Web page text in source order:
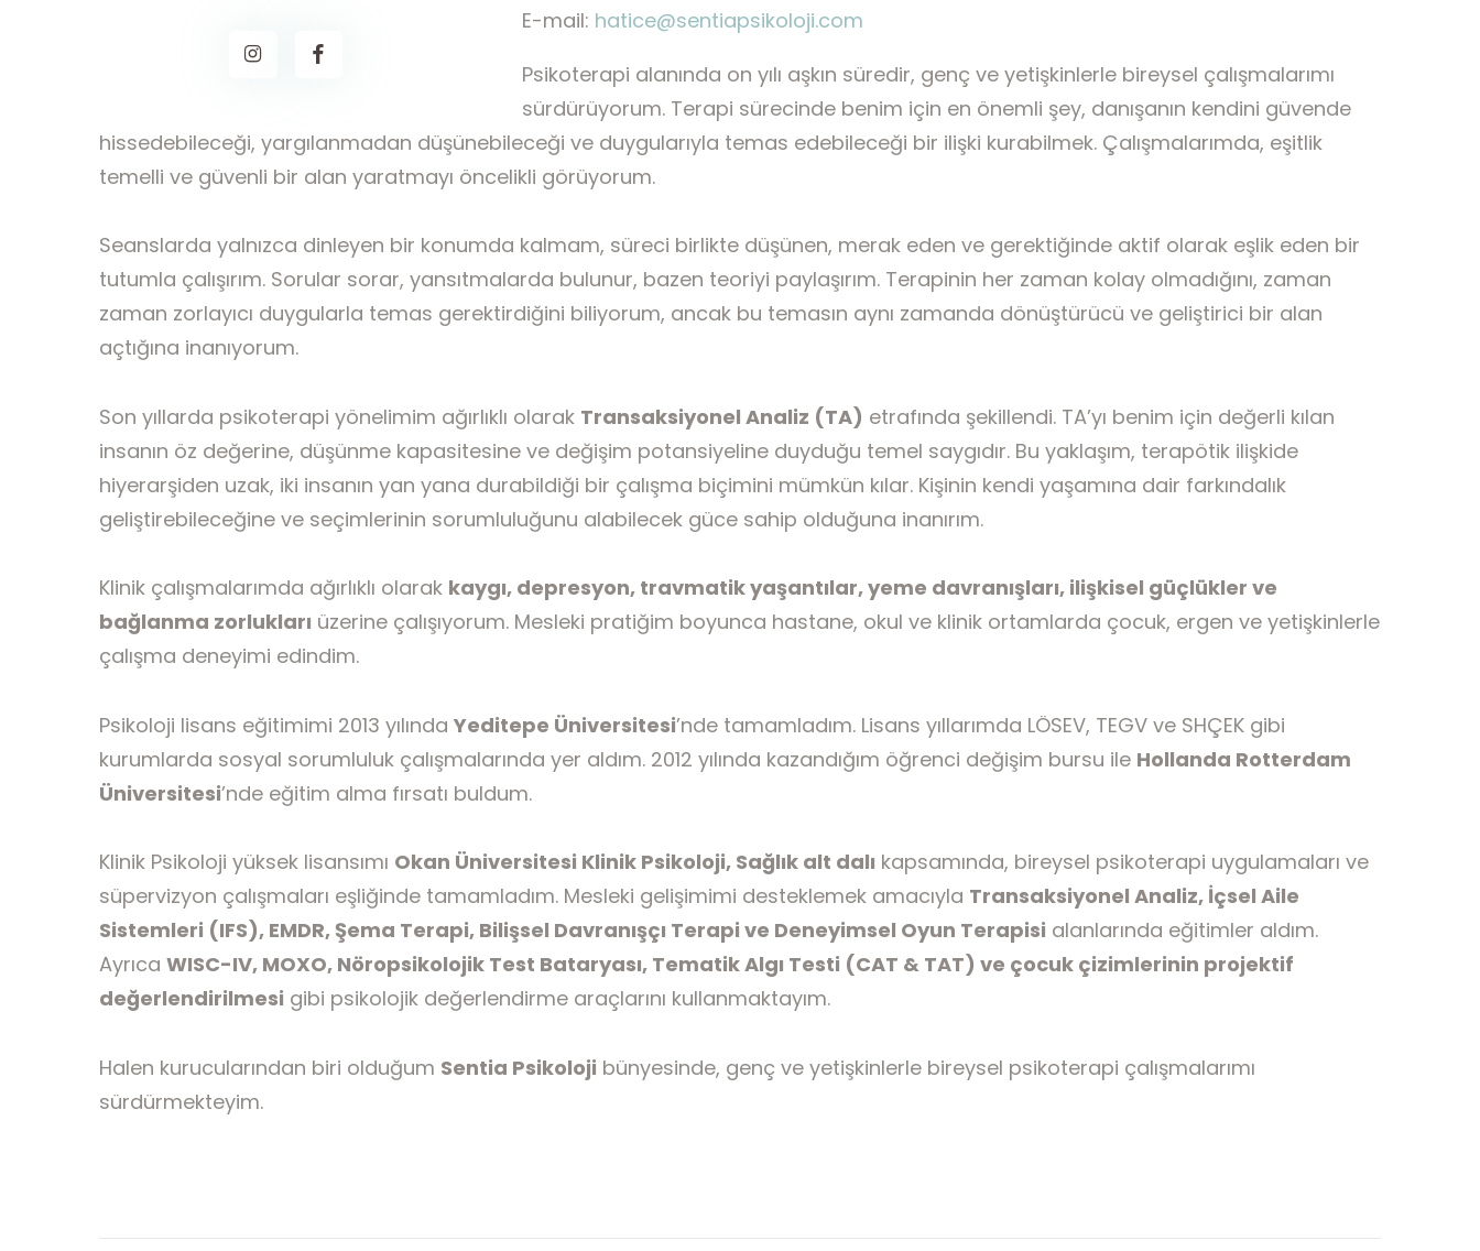
İletişim
E-mail: hatice@sentiapsikoloji.com
Psikoterapi alanında on yılı aşkın süredir, genç ve yetişkinlerle bireysel çalışmalarımı
sürdürüyorum. Terapi sürecinde benim için en önemli şey, danışanın kendini güvende
hissedebileceği, yargılanmadan düşünebileceği ve duygularıyla temas edebileceği bir ilişki kurabilmek. Çalışmalarımda, eşitlik
temelli ve güvenli bir alan yaratmayı öncelikli görüyorum.
Seanslarda yalnızca dinleyen bir konumda kalmam, süreci birlikte düşünen, merak eden ve gerektiğinde aktif olarak eşlik eden bir
tutumla çalışırım. Sorular sorar, yansıtmalarda bulunur, bazen teoriyi paylaşırım. Terapinin her zaman kolay olmadığını, zaman
zaman zorlayıcı duygularla temas gerektirdiğini biliyorum, ancak bu temasın aynı zamanda dönüştürücü ve geliştirici bir alan
açtığına inanıyorum.
Son yıllarda psikoterapi yönelimim ağırlıklı olarak Transaksiyonel Analiz (TA) etrafında şekillendi. TA’yı benim için değerli kılan
insanın öz değerine, düşünme kapasitesine ve değişim potansiyeline duyduğu temel saygıdır. Bu yaklaşım, terapötik ilişkide
hiyerarşiden uzak, iki insanın yan yana durabildiği bir çalışma biçimini mümkün kılar. Kişinin kendi yaşamına dair farkındalık
geliştirebileceğine ve seçimlerinin sorumluluğunu alabilecek güce sahip olduğuna inanırım.
Klinik çalışmalarımda ağırlıklı olarak kaygı, depresyon, travmatik yaşantılar, yeme davranışları, ilişkisel güçlükler ve
bağlanma zorlukları üzerine çalışıyorum. Mesleki pratiğim boyunca hastane, okul ve klinik ortamlarda çocuk, ergen ve yetişkinlerle
çalışma deneyimi edindim.
Psikoloji lisans eğitimimi 2013 yılında Yeditepe Üniversitesi’nde tamamladım. Lisans yıllarımda LÖSEV, TEGV ve SHÇEK gibi
kurumlarda sosyal sorumluluk çalışmalarında yer aldım. 2012 yılında kazandığım öğrenci değişim bursu ile Hollanda Rotterdam
Üniversitesi’nde eğitim alma fırsatı buldum.
Klinik Psikoloji yüksek lisansımı Okan Üniversitesi Klinik Psikoloji, Sağlık alt dalı kapsamında, bireysel psikoterapi uygulamaları ve
süpervizyon çalışmaları eşliğinde tamamladım. Mesleki gelişimimi desteklemek amacıyla Transaksiyonel Analiz, İçsel Aile
Sistemleri (IFS), EMDR, Şema Terapi, Bilişsel Davranışçı Terapi ve Deneyimsel Oyun Terapisi alanlarında eğitimler aldım.
Ayrıca WISC-IV, MOXO, Nöropsikolojik Test Bataryası, Tematik Algı Testi (CAT & TAT) ve çocuk çizimlerinin projektif
değerlendirilmesi gibi psikolojik değerlendirme araçlarını kullanmaktayım.
Halen kurucularından biri olduğum Sentia Psikoloji bünyesinde, genç ve yetişkinlerle bireysel psikoterapi çalışmalarımı
sürdürmekteyim.